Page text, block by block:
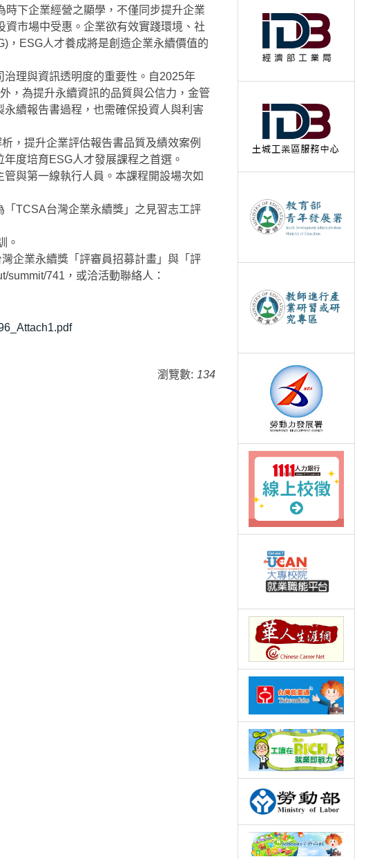
下企業經營之顯學，不僅同步提升企業
市場中受惠。企業欲有效實踐環境、社
，ESG人才養成將是創造企業永續價值的
理與資訊透明度的重要性。自2025年
，為提升永續資訊的品質與公信力，金管
續報告書過程，也需確保投資人與利害
，提升企業評估報告書品質及績效案例
度培育ESG人才發展課程之首選。
與第一線執行人員。本課程開設場次如
TCSA台灣企業永續獎」之見習志工評
。
企業永續獎「評審員招募計畫」與「評
summit/741，或洽活動聯絡人：
瀏覽數: 134